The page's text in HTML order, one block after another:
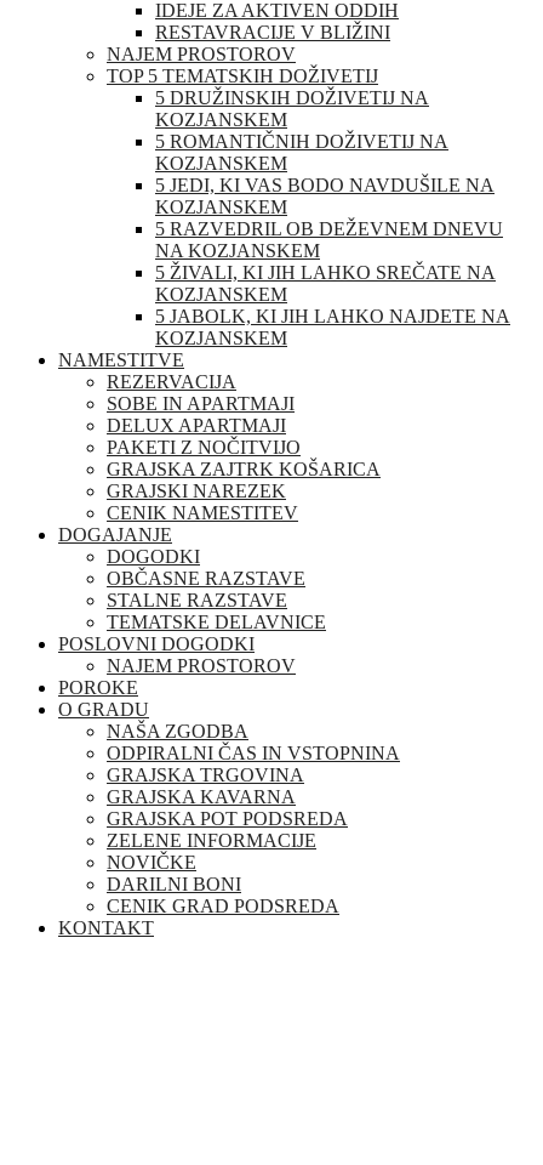
IDEJE ZA AKTIVEN ODDIH
RESTAVRACIJE V BLIŽINI
NAJEM PROSTOROV
TOP 5 TEMATSKIH DOŽIVETIJ
5 DRUŽINSKIH DOŽIVETIJ NA
KOZJANSKEM
5 ROMANTIČNIH DOŽIVETIJ NA
KOZJANSKEM
5 JEDI, KI VAS BODO NAVDUŠILE NA
KOZJANSKEM
5 RAZVEDRIL OB DEŽEVNEM DNEVU
NA KOZJANSKEM
5 ŽIVALI, KI JIH LAHKO SREČATE NA
KOZJANSKEM
5 JABOLK, KI JIH LAHKO NAJDETE NA
KOZJANSKEM
NAMESTITVE
REZERVACIJA
SOBE IN APARTMAJI
DELUX APARTMAJI
PAKETI Z NOČITVIJO
GRAJSKA ZAJTRK KOŠARICA
GRAJSKI NAREZEK
CENIK NAMESTITEV
DOGAJANJE
DOGODKI
OBČASNE RAZSTAVE
STALNE RAZSTAVE
TEMATSKE DELAVNICE
POSLOVNI DOGODKI
NAJEM PROSTOROV
POROKE
O GRADU
NAŠA ZGODBA
ODPIRALNI ČAS IN VSTOPNINA
GRAJSKA TRGOVINA
GRAJSKA KAVARNA
GRAJSKA POT PODSREDA
ZELENE INFORMACIJE
NOVIČKE
DARILNI BONI
CENIK GRAD PODSREDA
KONTAKT